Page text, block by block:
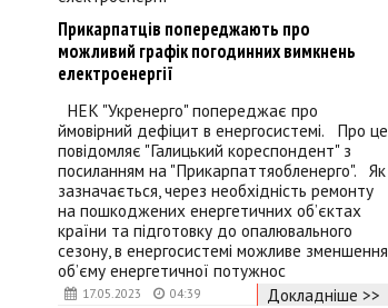
17.05.2023 04:39
Прикарпатців попереджають про
можливий графік погодинних вимкнень
електроенергії
НЕК "Укренерго" попереджає про
ймовірний дефіцит в енергосистемі. Про це
повідомляє "Галицький кореспондент" з
посиланням на "Прикарпаттяобленерго". Як
зазначається, через необхідність ремонту
на пошкоджених енергетичних об’єктах
країни та підготовку до опалювального
сезону, в енергосистемі можливе зменшення
об’єму енергетичної потужнос
Докладніше >>